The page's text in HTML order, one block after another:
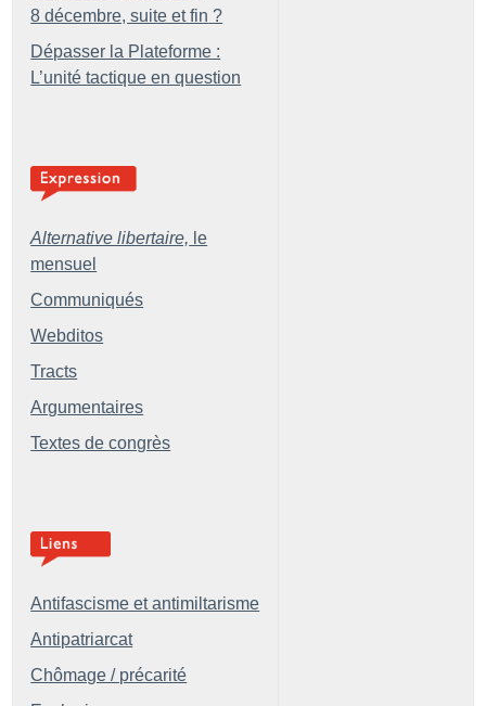
8 décembre, suite et fin ?
Dépasser la Plateforme :
L’unité tactique en question
Alternative libertaire, le
mensuel
Communiqués
Webditos
Tracts
Argumentaires
Textes de congrès
Antifascisme et antimiltarisme
Antipatriarcat
Chômage / précarité